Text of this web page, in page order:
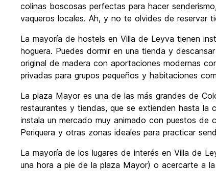
colinas boscosas perfectas para hacer
vaqueros locales. Ah, y no te olvides de reservar
La mayoría de hostels en Villa de Leyva tienen
hoguera. Puedes dormir en una tienda y
original de madera con aportaciones modernas
privadas para grupos pequeños y habitaciones
La plaza Mayor es una de las más grandes de
restaurantes y tiendas, que se extienden hasta la
instala un mercado muy animado con puestos
Periquera y otras zonas ideales para practicar
La mayoría de los lugares de interés en Villa de
una hora a pie de la plaza Mayor) o acercarte a